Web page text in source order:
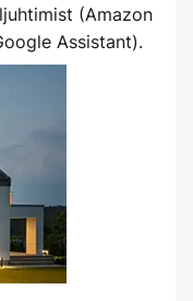
(Amazon
Assistant).